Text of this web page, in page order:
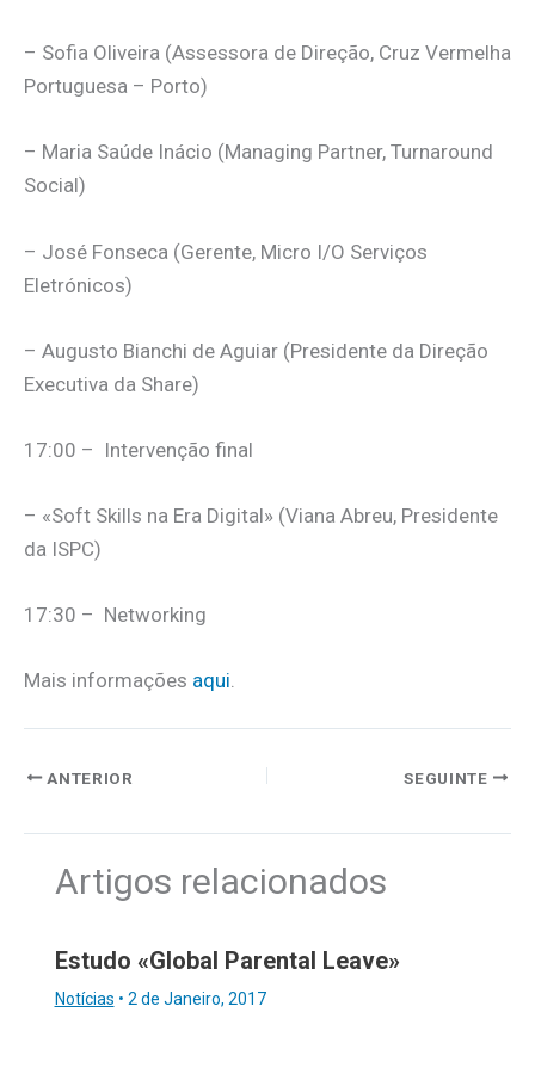
– Sofia Oliveira (Assessora de Direção, Cruz Vermelha
Portuguesa – Porto)
– Maria Saúde Inácio (Managing Partner, Turnaround
Social)
– José Fonseca (Gerente, Micro I/O Serviços
Eletrónicos)
– Augusto Bianchi de Aguiar (Presidente da Direção
Executiva da Share)
17:00 – Intervenção final
– «Soft Skills na Era Digital» (Viana Abreu, Presidente
da ISPC)
17:30 – Networking
Mais informações aqui.
ANTERIOR SEGUINTE
Artigos relacionados
Estudo «Global Parental Leave»
Notícias • 2 de Janeiro, 2017